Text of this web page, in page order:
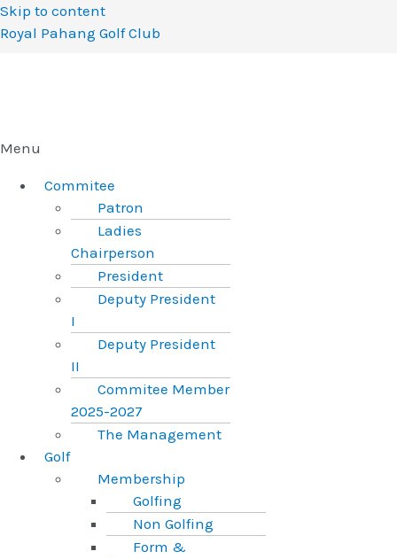
Skip to content
Royal Pahang Golf Club
Menu
Commitee
Patron
Ladies
Chairperson
President
Deputy President
I
Deputy President
II
Commitee Member
2025-2027
The Management
Golf
Membership
Golfing
Non Golfing
Form &